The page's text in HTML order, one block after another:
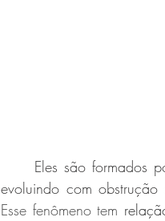
Eles são formados
Esse fenômeno tem